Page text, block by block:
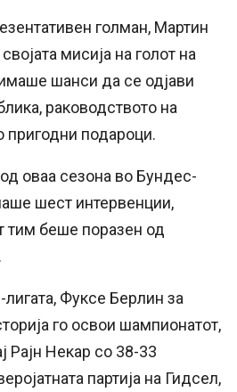
голман, Мартин
мисија на голот на
шанси да се одјави
раководството на
пригодни подароци.
оваа сезона во Бундес-
шест интервенции,
тим беше поразен од
Фуксе Берлин за
го освои шампионатот,
Рајн Некар со 38-33
партија на Гидсел,